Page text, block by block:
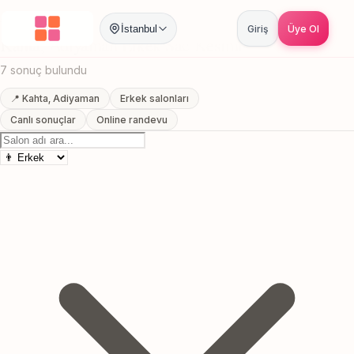
İstanbul Giriş Üye Ol
Anasayfa / Adiyaman / Erkek Sac Kesimi
Kahta, Adiyaman Erkek Sac Kesimi
7 sonuç bulundu
📍 Kahta, Adiyaman
Erkek salonları
Canlı sonuçlar
Online randevu